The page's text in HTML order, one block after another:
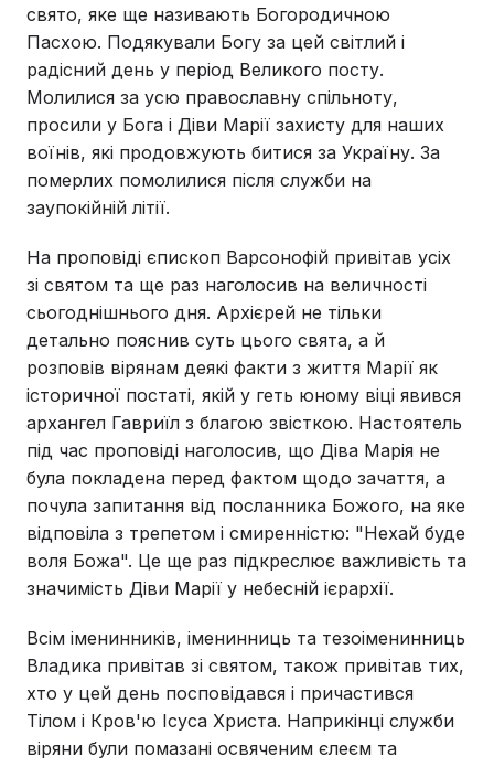
свято, яке ще називають Богородичною
Пасхою. Подякували Богу за цей світлий і
радісний день у період Великого посту.
Молилися за усю православну спільноту,
просили у Бога і Діви Марії захисту для наших
воїнів, які продовжують битися за Україну. За
померлих помолилися після служби на
заупокійній літії.
На проповіді єпископ Варсонофій привітав усіх
зі святом та ще раз наголосив на величності
сьогоднішнього дня. Архієрей не тільки
детально пояснив суть цього свята, а й
розповів вірянам деякі факти з життя Марії як
історичної постаті, якій у геть юному віці явився
архангел Гавриїл з благою звісткою. Настоятель
під час проповіді наголосив, що Діва Марія не
була покладена перед фактом щодо зачаття, а
почула запитання від посланника Божого, на яке
відповіла з трепетом і смиренністю: "Нехай буде
воля Божа". Це ще раз підкреслює важливість та
значимість Діви Марії у небесній ієрархії.
Всім іменинників, іменинниць та тезоіменинниць
Владика привітав зі святом, також привітав тих,
хто у цей день посповідався і причастився
Тілом і Кров'ю Ісуса Христа. Наприкінці служби
віряни були помазані освяченим єлеєм та